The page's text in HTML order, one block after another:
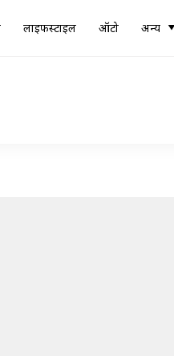
लाइफस्टाइल ऑटो अन्य